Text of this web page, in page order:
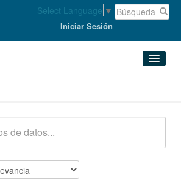
Select Language ▼
Iniciar Sesión